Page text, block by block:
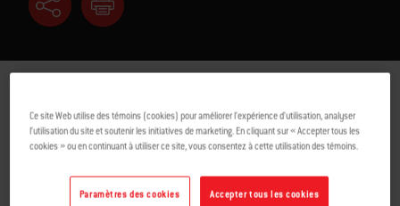
Ce site Web utilise des témoins (cookies) pour améliorer l’expérience d’utilisation, analyser
l’utilisation du site et soutenir les initiatives de marketing. En cliquant sur « Accepter tous les
cookies » ou en continuant à utiliser ce site, vous consentez à cette utilisation des témoins.
Accepter tous les cookies
Paramètres des cookies